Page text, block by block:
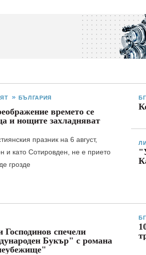
БЪЛГАРИЯ
времето се
и нощите захладняват
празник на 6 август,
и като Сотировден, не е прието
грозде
Господинов спечели
Букър" с романа